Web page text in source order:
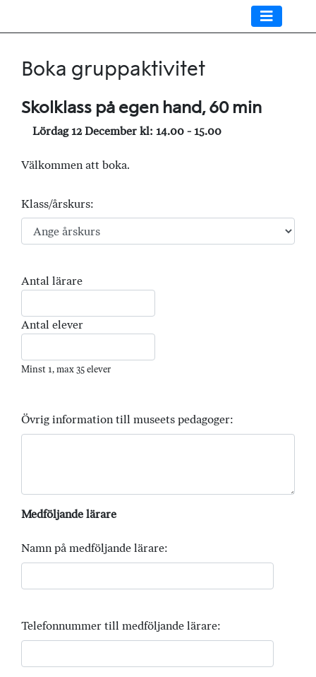
Boka gruppaktivitet
Skolklass på egen hand, 60 min
Lördag 12 December kl: 14.00 - 15.00
Välkommen att boka.
Klass/årskurs:
Antal lärare
Antal elever
Minst 1, max 35 elever
Övrig information till museets pedagoger:
Medföljande lärare
Namn på medföljande lärare:
Telefonnummer till medföljande lärare: